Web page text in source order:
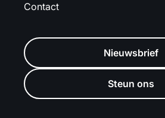
Contact
Nieuwsbrief
Steun ons